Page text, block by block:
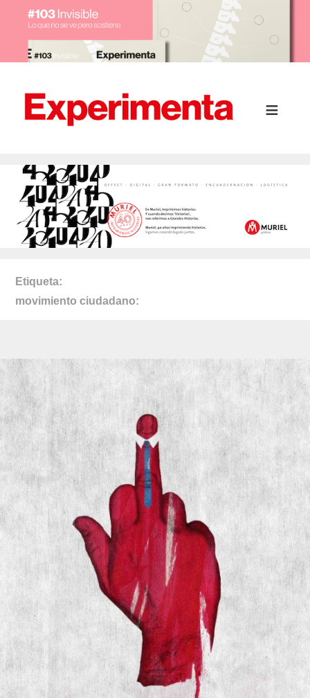
Etiqueta
movimiento ciudadano